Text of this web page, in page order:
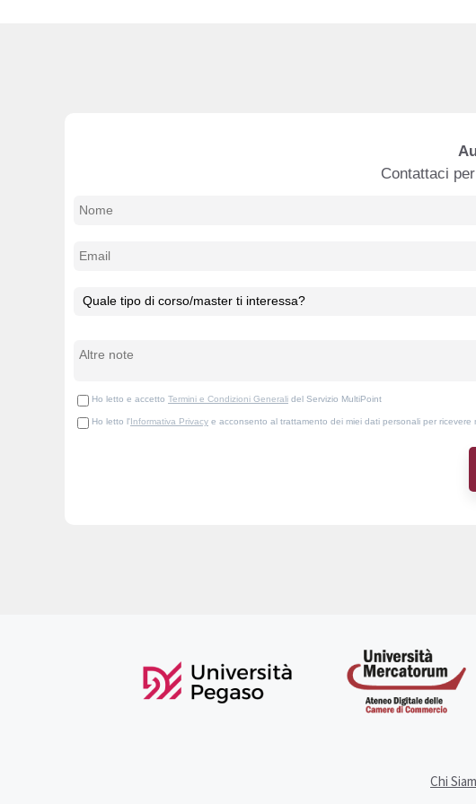
Contattaci
Ho letto e accetto Termini e Condizioni Generali del Servizio MultiPoint
Ho letto l'Informativa Privacy e acconsento al trattamento dei miei dati personali per
Chi